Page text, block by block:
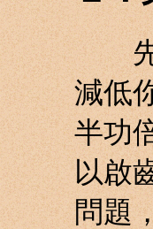
先作
減低
半功
以啟
問題